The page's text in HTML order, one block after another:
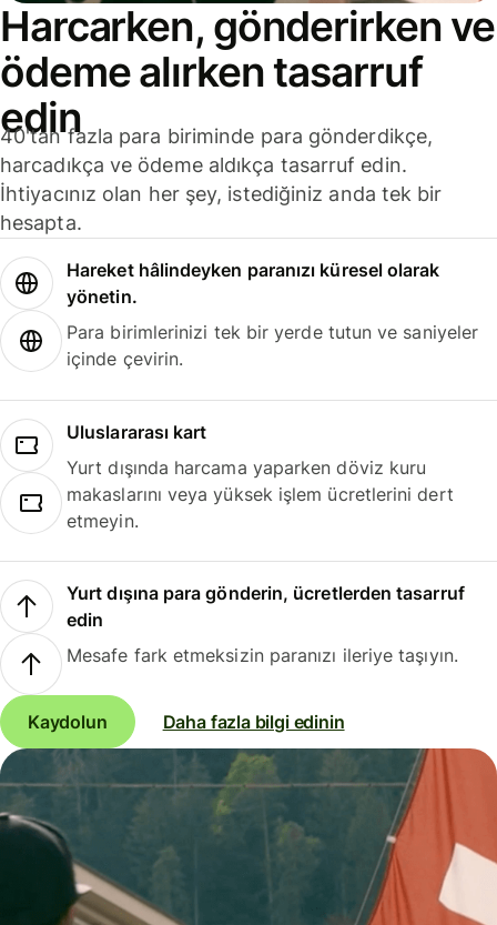
Harcarken, gönderirken ve
ödeme alırken tasarruf
edin
40'tan fazla para biriminde para gönderdikçe,
harcadıkça ve ödeme aldıkça tasarruf edin.
İhtiyacınız olan her şey, istediğiniz anda tek bir
hesapta.
Hareket hâlindeyken paranızı küresel olarak
yönetin.
Para birimlerinizi tek bir yerde tutun ve saniyeler
içinde çevirin.
Uluslararası kart
Yurt dışında harcama yaparken döviz kuru
makaslarını veya yüksek işlem ücretlerini dert
etmeyin.
Yurt dışına para gönderin, ücretlerden tasarruf
edin
Mesafe fark etmeksizin paranızı ileriye taşıyın.
Kaydolun Daha fazla bilgi edinin